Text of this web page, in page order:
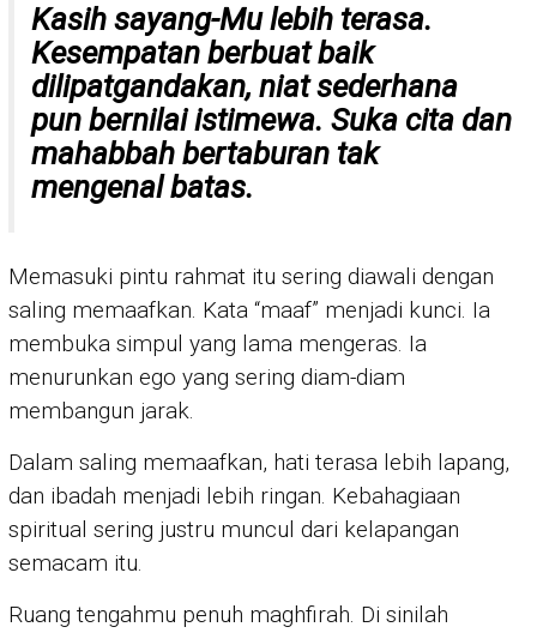
Kasih sayang-Mu lebih terasa.
Kesempatan berbuat baik
dilipatgandakan, niat sederhana
pun bernilai istimewa. Suka cita dan
mahabbah bertaburan tak
mengenal batas.
Memasuki pintu rahmat itu sering diawali dengan
saling memaafkan. Kata “maaf” menjadi kunci. Ia
membuka simpul yang lama mengeras. Ia
menurunkan ego yang sering diam-diam
membangun jarak.
Dalam saling memaafkan, hati terasa lebih lapang,
dan ibadah menjadi lebih ringan. Kebahagiaan
spiritual sering justru muncul dari kelapangan
semacam itu.
Ruang tengahmu penuh maghfirah. Di sinilah